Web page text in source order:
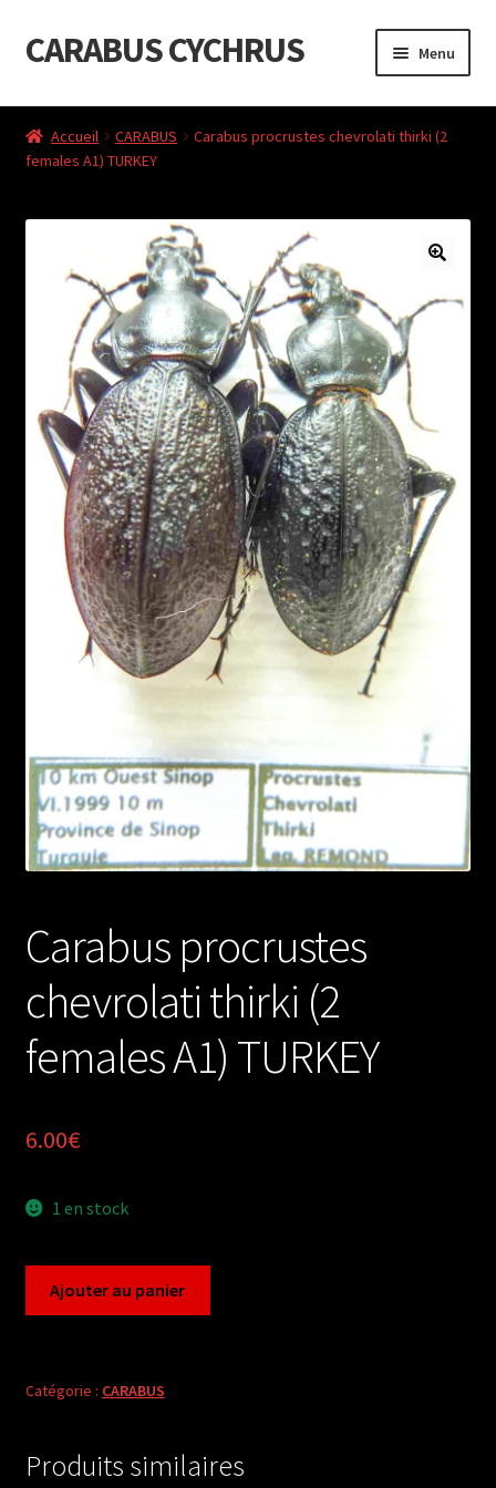
Aller
à
navigation
Aller
au
CARABUS CYCHRUS Menu
Accueil
Cart
Checkout
Liste de souhaits
My Account
Accueil CARABUS
Carabus procrustes chevrolati thirki (2
females A1) TURKEY
Carabus procrustes
chevrolati thirki (2
females A1) TURKEY
6.00€
1 en stock
chevrolati
females
Ajouter au panier
Catégorie : CARABUS
Produits similaires